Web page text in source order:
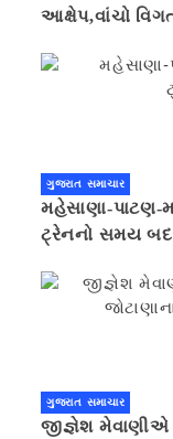
આક્ષેપ,વાંચો
ગુજરાત સમાચાર
મહેસાણા-
ટ્રેનનો સમય
ગુજરાત સમાચાર
જીજ્ઞેશ